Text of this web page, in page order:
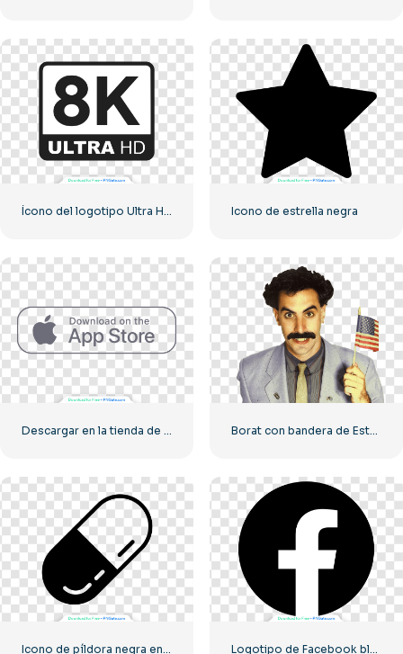
Ícono del logotipo Ultra HD de 8k monocromo negro Icono de estrella negra
Borat con bandera de Estados Unidos sonriendo